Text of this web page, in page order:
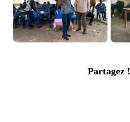
Partagez !